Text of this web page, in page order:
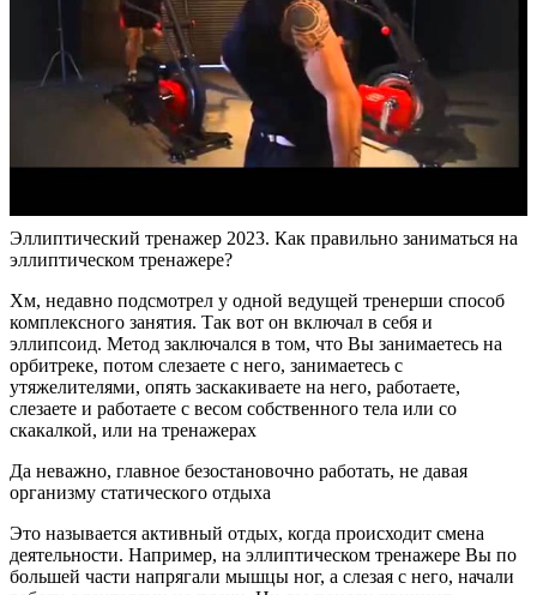
Эллиптический тренажер 2023. Как правильно заниматься на
эллиптическом тренажере?
Хм, недавно подсмотрел у одной ведущей тренерши способ
комплексного занятия. Так вот он включал в себя и
эллипсоид. Метод заключался в том, что Вы занимаетесь на
орбитреке, потом слезаете с него, занимаетесь с
утяжелителями, опять заскакиваете на него, работаете,
слезаете и работаете с весом собственного тела или со
скакалкой, или на тренажерах
Да неважно, главное безостановочно работать, не давая
организму статического отдыха
Это называется активный отдых, когда происходит смена
деятельности. Например, на эллиптическом тренажере Вы по
большей части напрягали мышцы ног, а слезая с него, начали